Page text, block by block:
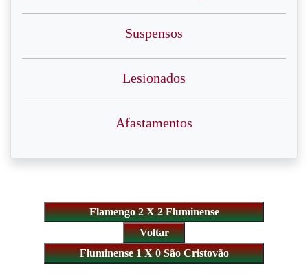
Suspensos
Lesionados
Afastamentos